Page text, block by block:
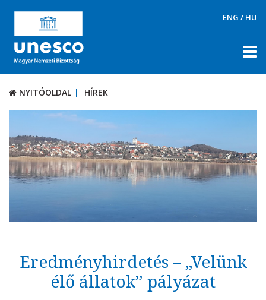
ENG / HU
NYITÓOLDAL HÍREK
RÓLUNK
TÉMÁK
DOKUMENTUMTÁR
PÁLYÁZATOK / DÍJAK
KAPCSOLAT
unescohungary
NYITÓOLDAL HÍREK
Eredményhirdetés – „Velünk
élő állatok” pályázat